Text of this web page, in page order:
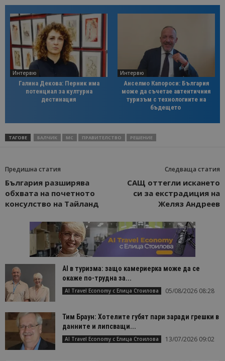
Интервю
Галина Декова: Перник има
потенциал за културна
дестинация
Интервю
Анселмо Капороси: България
може да съчетае автентичния
туризъм с технологиите на
бъдещето
ТАГОВЕ БАЛЧИК МС ПРАВИТЕЛСТВО РЕШЕНИЕ
Предишна статия
България разширява
обхвата на почетното
консулство на Тайланд
Следваща статия
САЩ оттегли искането
си за екстрадиция на
Желяз Андреев
AI в туризма: защо камериерка може да се
окаже по-трудна за...
AI Travel Economy с Елица Стоилова 05/08/2026 08:28
Тим Браун: Хотелите губят пари заради грешки в
данните и липсващи...
AI Travel Economy с Елица Стоилова 13/07/2026 09:02